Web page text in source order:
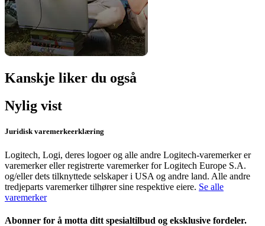
Kanskje liker du også
Nylig vist
Juridisk varemerkeerklæring
Logitech, Logi, deres logoer og alle andre Logitech-varemerker er
varemerker eller registrerte varemerker for Logitech Europe S.A.
og/eller dets tilknyttede selskaper i USA og andre land. Alle andre
tredjeparts varemerker tilhører sine respektive eiere. Se alle
varemerker
Abonner for å motta ditt spesialtilbud og eksklusive fordeler.